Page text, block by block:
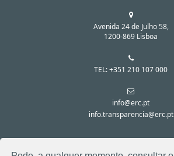
Avenida 24 de Julho 58,
1200-869 Lisboa
TEL: +351 210 107 000
info@erc.pt
info.transparencia@erc.pt